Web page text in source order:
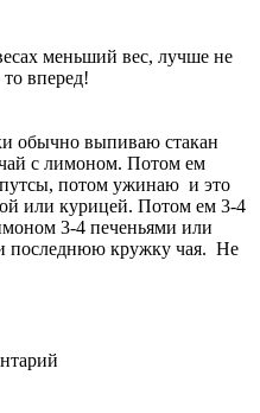
меньший вес, лучше не
вперед!
обычно выпиваю стакан
с лимоном. Потом ем
потом ужинаю и это
или курицей. Потом ем 3-4
3-4 печеньями или
последнюю кружку чая. Не